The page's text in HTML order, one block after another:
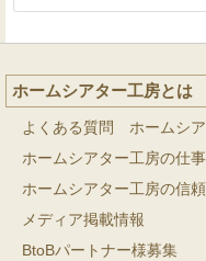
ホームシアター工房とは
よくある質問 ホームシ
ホームシアター工房の仕事
ホームシアター工房の信
メディア掲載情報
BtoBパートナー様募集